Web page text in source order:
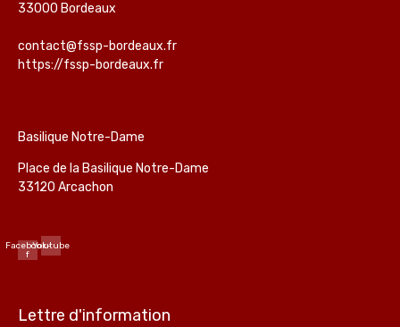
33000 Bordeaux
contact@fssp-bordeaux.fr
https://fssp-bordeaux.fr
Basilique Notre-Dame
Place de la Basilique Notre-Dame
33120 Arcachon
Facebook-
f
Youtube
Lettre d'information